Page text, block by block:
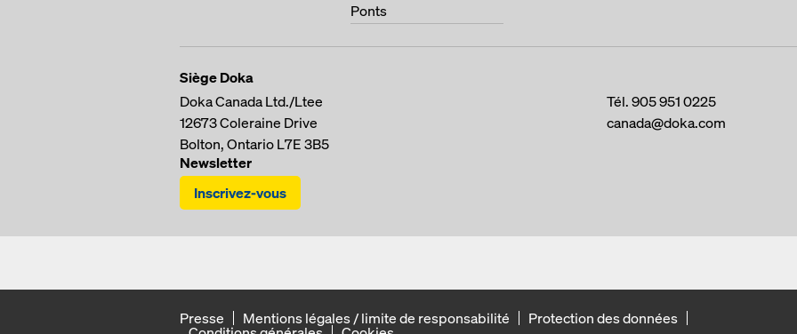
Ponts
Siège Doka
Doka Canada Ltd./Ltee
12673 Coleraine Drive
Bolton, OntarioL7E 3B5
Tél.905 951 0225
canada@doka.com
Newsletter
Inscrivez-vous
Presse Mentions légales / limite de responsabilité Protection des données